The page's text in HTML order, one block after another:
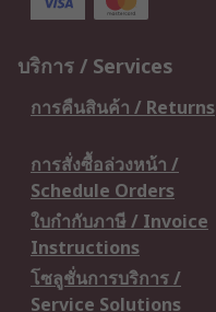
บริการ / Services
การคืนสินค้า / Returns
การสั่งซื้อล่วงหน้า /
Schedule Orders
ใบกำกับภาษี / Invoice
Instructions
โซลูชั่นการบริการ /
Service Solutions